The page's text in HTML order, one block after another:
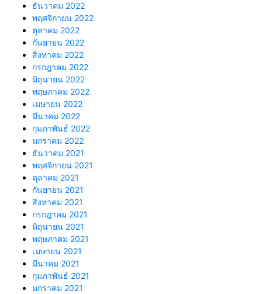
ธันวาคม 2022
พฤศจิกายน 2022
ตุลาคม 2022
กันยายน 2022
สิงหาคม 2022
กรกฎาคม 2022
มิถุนายน 2022
พฤษภาคม 2022
เมษายน 2022
มีนาคม 2022
กุมภาพันธ์ 2022
มกราคม 2022
ธันวาคม 2021
พฤศจิกายน 2021
ตุลาคม 2021
กันยายน 2021
สิงหาคม 2021
กรกฎาคม 2021
มิถุนายน 2021
พฤษภาคม 2021
เมษายน 2021
มีนาคม 2021
กุมภาพันธ์ 2021
มกราคม 2021